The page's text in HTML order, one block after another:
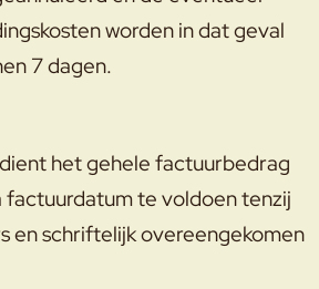
worden in dat geval
7 dagen.
het gehele factuurbedrag
factuurdatum te voldoen tenzij
en schriftelijk overeengekomen